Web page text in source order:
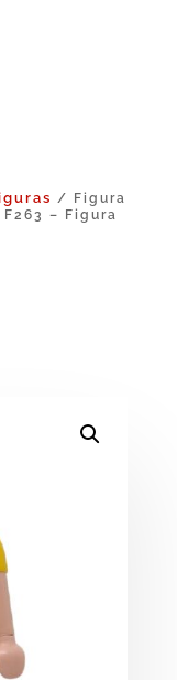
/ Figura
– Figura